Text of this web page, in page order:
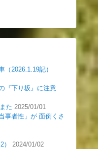
（2026.1.19記）
『下り坂』に注意
た 2025/01/01
事者性」が 面倒くさ
2024/01/02